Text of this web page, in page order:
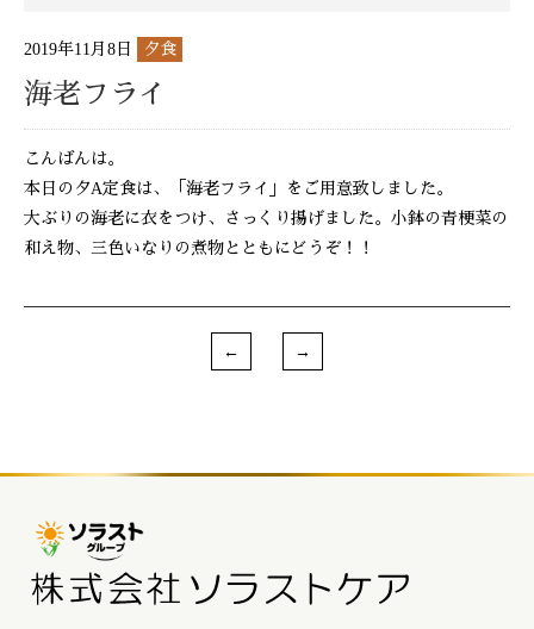
2019年11月8日 夕食
海老フライ
こんばんは。
本日の夕A定食は、「海老フライ」をご用意致しました。
大ぶりの海老に衣をつけ、さっくり揚げました。小鉢の青梗菜の
和え物、三色いなりの煮物とともにどうぞ！！